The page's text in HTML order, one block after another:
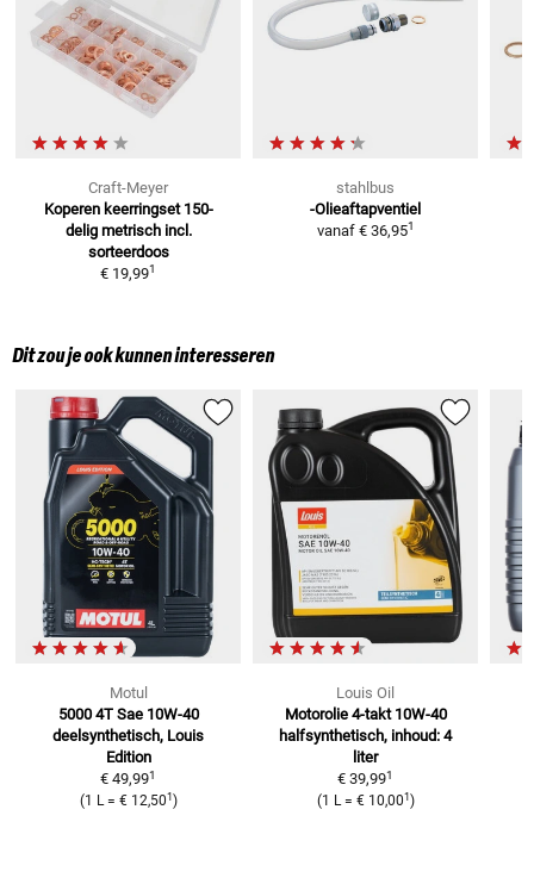
Craft-Meyer
Koperen keerringset 150-
delig metrisch incl.
sorteerdoos
€ 19,991
stahlbus
-Olieaftapventiel
vanaf € 36,951
Dit zou je ook kunnen interesseren
Motul
5000 4T Sae 10W-40
deelsynthetisch, Louis
Edition
€ 49,991
(1 L= € 12,501 )
Louis Oil
Motorolie 4-takt 10W-40
halfsynthetisch, inhoud: 4
liter
€ 39,991
(1 L= € 10,001 )